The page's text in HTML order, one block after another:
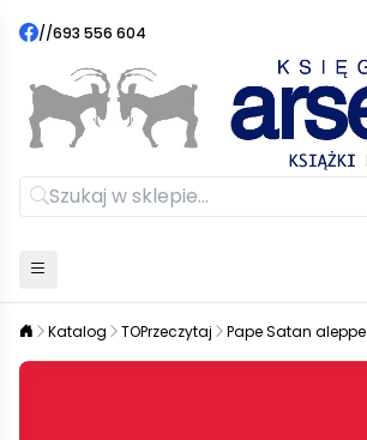
//693 556 604
Katalog TOPrzeczytaj Pape Satan aleppe